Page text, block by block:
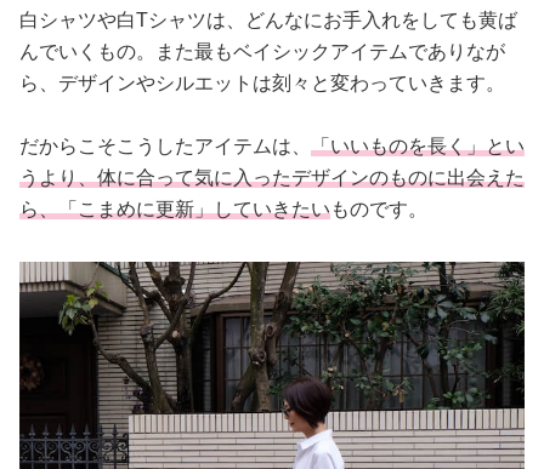
カルチャー/エンタメ
占い
性と愛
ゲーム
白シャツや白Tシャツは、どんなにお手入れをしても黄ば
んでいくもの。また最もベイシックアイテムでありなが
ら、デザインやシルエットは刻々と変わっていきます。
だからこそこうしたアイテムは、 「いいものを長く」とい
うより、体に合って気に入ったデザインのものに出会えた
ら、「こまめに更新」していきたいものです。